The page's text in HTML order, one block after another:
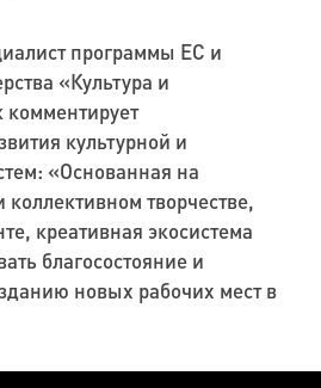
программы ЕС и
«Культура и
комментирует
культурной и
«Основанная на
творчестве,
креативная экосистема
благосостояние и
новых рабочих мест в